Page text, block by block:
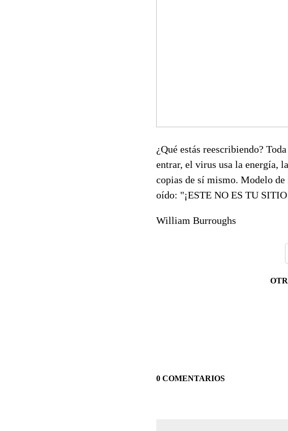
¿Qué estás reescribiendo?
entrar, el virus usa la energía,
copias de sí mismo. Modelo
oído: "¡ESTE NO ES TU
William Burroughs
0 COMENTARIOS